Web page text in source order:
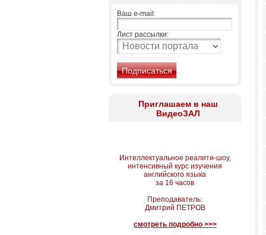
Ваш e-mail:
Лист рассылки:
Приглашаем в наш
ВидеоЗАЛ
Интеллектуальное реалити-шоу,
интенсивный курс изучения
английского языка
за 16 часов
Преподаватель:
Дмитрий ПЕТРОВ
смотреть подробно >>>